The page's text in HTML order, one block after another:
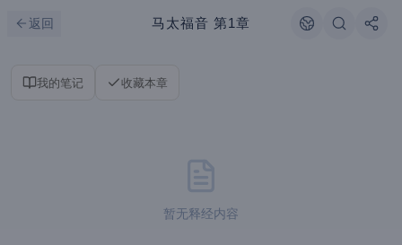
返回 马太福音 第1章
我的笔记 收藏本章
暂无释经内容